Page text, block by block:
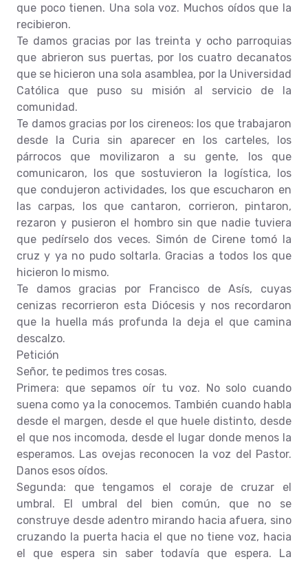
que poco tienen. Una sola voz. Muchos oídos que la
recibieron.
Te damos gracias por las treinta y ocho parroquias
que abrieron sus puertas, por los cuatro decanatos
que se hicieron una sola asamblea, por la Universidad
Católica que puso su misión al servicio de la
comunidad.
Te damos gracias por los cireneos: los que trabajaron
desde la Curia sin aparecer en los carteles, los
párrocos que movilizaron a su gente, los que
comunicaron, los que sostuvieron la logística, los
que condujeron actividades, los que escucharon en
las carpas, los que cantaron, corrieron, pintaron,
rezaron y pusieron el hombro sin que nadie tuviera
que pedírselo dos veces. Simón de Cirene tomó la
cruz y ya no pudo soltarla. Gracias a todos los que
hicieron lo mismo.
Te damos gracias por Francisco de Asís, cuyas
cenizas recorrieron esta Diócesis y nos recordaron
que la huella más profunda la deja el que camina
descalzo.
Petición
Señor, te pedimos tres cosas.
Primera: que sepamos oír tu voz. No solo cuando
suena como ya la conocemos. También cuando habla
desde el margen, desde el que huele distinto, desde
el que nos incomoda, desde el lugar donde menos la
esperamos. Las ovejas reconocen la voz del Pastor.
Danos esos oídos.
Segunda: que tengamos el coraje de cruzar el
umbral. El umbral del bien común, que no se
construye desde adentro mirando hacia afuera, sino
cruzando la puerta hacia el que no tiene voz, hacia
el que espera sin saber todavía que espera. La